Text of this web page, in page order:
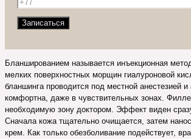
Бланшированием называется инъекционная
мелких поверхностных морщин гиалуроновой
бланшинга проводится под местной анестезией
комфортна, даже в чувствительных зонах.
необходимую зону доктором. Эффект виден
Сначала кожа тщательно очищается, затем
крем. Как только обезболивание подействует,